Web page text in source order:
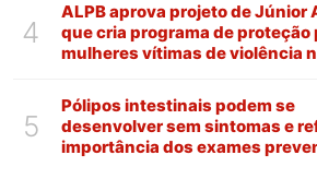
4
ALPB aprova projeto de Júnior
que cria programa de proteção
mulheres vítimas de violência
5
Pólipos intestinais podem se
desenvolver sem sintomas e
importância dos exames